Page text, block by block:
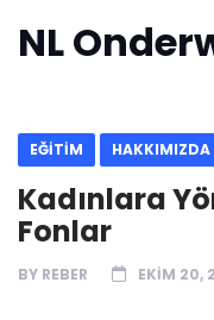
NL
EĞITIM HAKKIMIZDA
Kadınlara
Fonlar
BY REBER EKIM 20,